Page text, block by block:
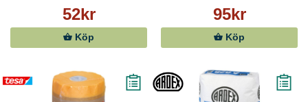
52kr
Köp
95kr
Köp